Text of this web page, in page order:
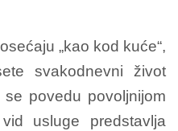
„kao kod kuće“,
svakodnevni život
povedu povoljnijom
usluge predstavlja